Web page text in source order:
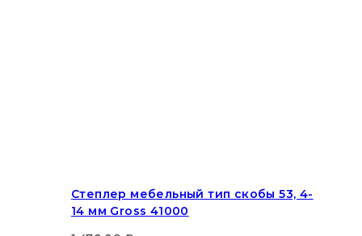
Степлер мебельный тип скобы 53, 4-
14 мм Gross 41000